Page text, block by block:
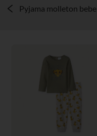
Pyjama molleton bebe